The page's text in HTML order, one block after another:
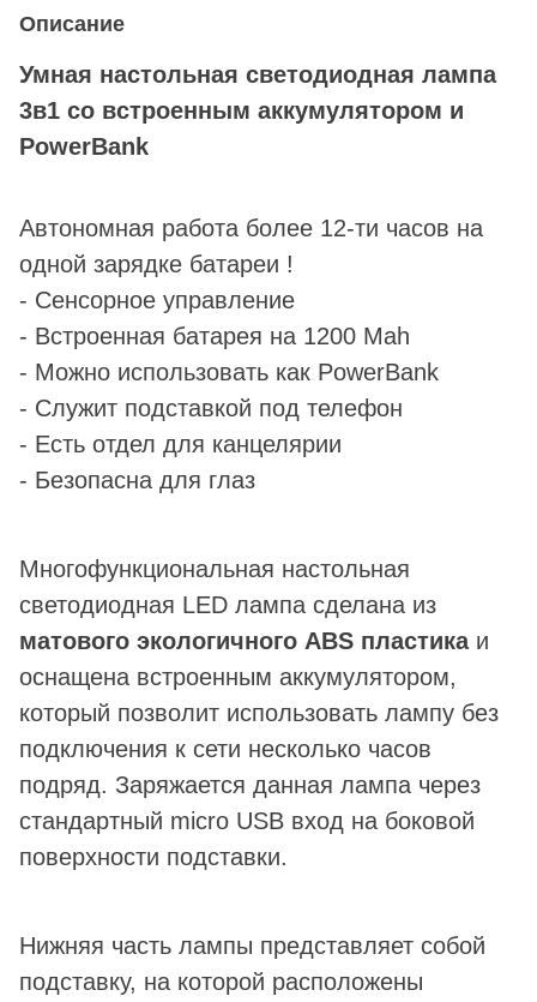
Описание
Умная настольная светодиодная лампа
3в1 со встроенным аккумулятором и
PowerBank
Автономная работа более 12-ти часов на
одной зарядке батареи !
- Сенсорное управление
- Встроенная батарея на 1200 Mah
- Можно использовать как PowerBank
- Служит подставкой под телефон
- Есть отдел для канцелярии
- Безопасна для глаз
Многофункциональная настольная
светодиодная LED лампа сделана из
матового экологичного ABS пластикаи
оснащена встроенным аккумулятором,
который позволит использовать лампу без
подключения к сети несколько часов
подряд. Заряжается данная лампа через
стандартный micro USB вход на боковой
поверхности подставки.
Нижняя часть лампы представляет собой
подставку, на которой расположены